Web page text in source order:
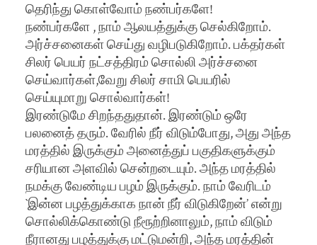
தெரிந்து கொள்வோம் நண்பர்களே!
நண்பர்களே , நாம் ஆலயத்துக்கு செல்கிறோம்.
அர்ச்சனைகள் செய்து வழிபடுகிறோம். பக்தர்கள்
சிலர் பெயர் நட்சத்திரம் சொல்லி அர்ச்சனை
செய்வார்கள்,வேறு சிலர் சாமி பெயரில்
செய்யுமாறு சொல்வார்கள்!
இரண்டுமே சிறந்ததுதான். இரண்டும் ஒரே
பலனைத் தரும். வேரில் நீர் விடும்போது, அது அந்த
மரத்தில் இருக்கும் அனைத்துப் பகுதிகளுக்கும்
சரியான அளவில் சென்றடையும். அந்த மரத்தில்
நமக்கு வேண்டிய பழம் இருக்கும். நாம் வேரிடம்
`இன்ன பழத்துக்காக நான் நீர் விடுகிறேன்’ என்று
சொல்லிக்கொண்டு நீரூற்றினாலும், நாம் விடும்
நீரானது பழத்துக்கு மட்டுமன்றி, அந்த மரத்தின்